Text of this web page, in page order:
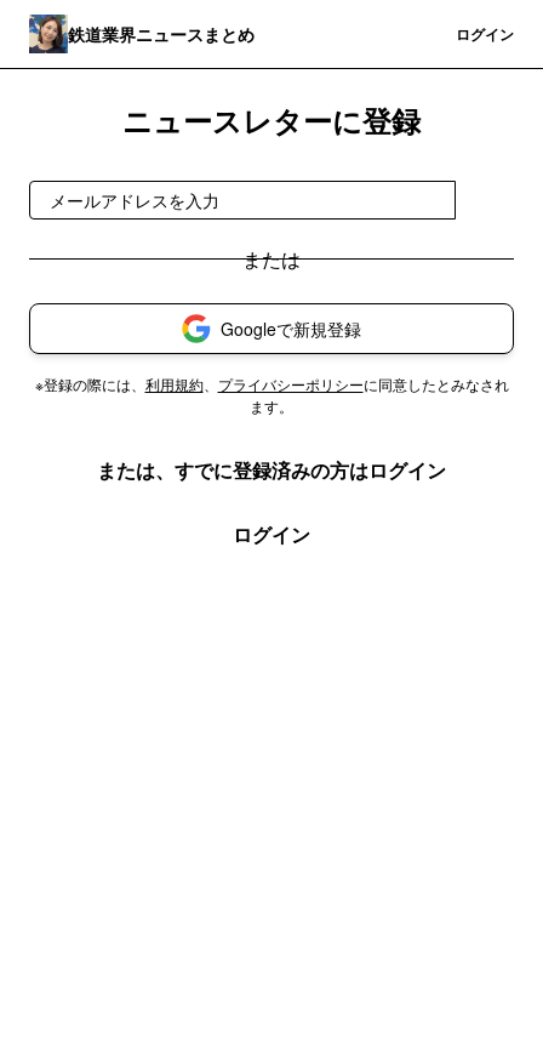
鉄道業界ニュースまとめ ログイン
ニュースレターに登録
Googleで新規登録
※登録の際には、 利用規約、 プライバシーポリシーに同意したとみなされ
ます。
または、すでに登録済みの方はログイン
ログイン